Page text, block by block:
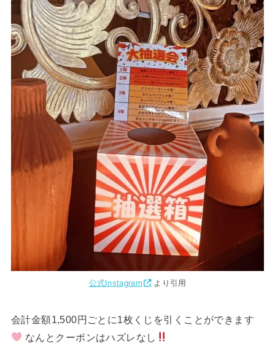
公式Instagram より引用
会計金額1,500円ごとに1枚くじを引くことができます
なんとクーポンはハズレなし